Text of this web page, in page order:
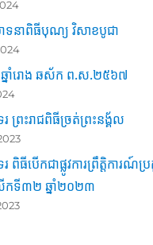
នាពិធីបុណ្យ វិសាខបូជា
ឆ្នាំរោង ឆស័ក ព.ស.២៥៦៧
ព្រះរាជពិធីច្រត់ព្រះនង្គ័ល
ពិធីបើកជាផ្លូវការព្រឹត្តិការណ៍
ើកទី៣២ ឆ្នាំ២០២៣